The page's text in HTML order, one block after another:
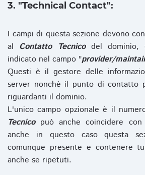
3. "Technical Contact":
I campi di questa sezione devono
al Contatto Tecnicodel dominio,
indicato nel campo "provider/
Questi è il gestore delle
server nonchè il punto di contatto
riguardanti il dominio.
L'unico campo opzionale è il
Tecnicopuò anche coincidere
anche in questo caso questa
comunque presente e contenere
anche se ripetuti.